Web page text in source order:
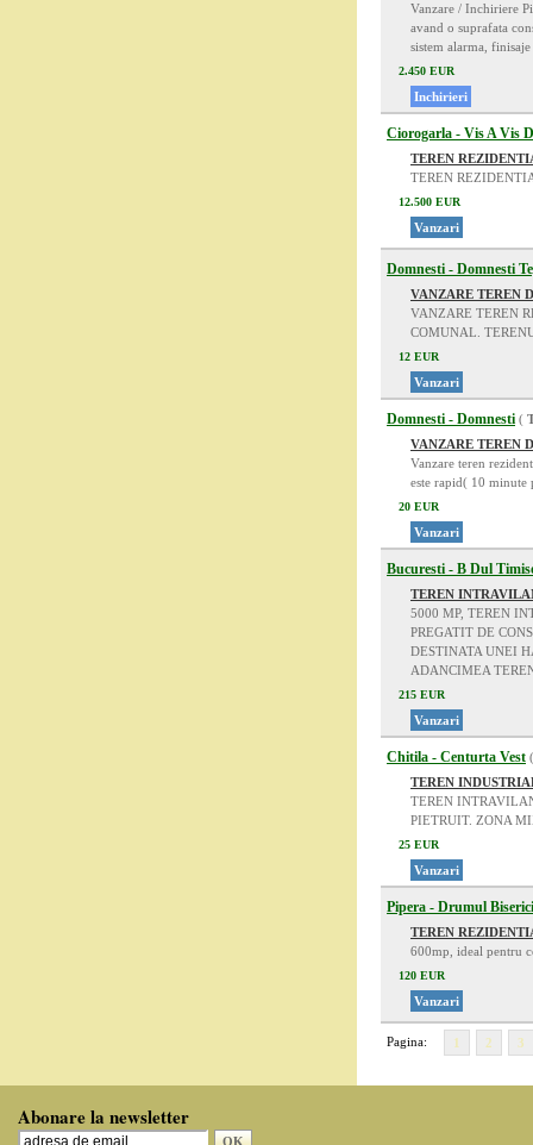
Vanzare / Inchiriere
avand o suprafata
sistem alarma,
2.450 EUR
Inchirieri
Ciorogarla - Vis A Vis
TEREN
TEREN
12.500 EUR
Vanzari
Domnesti - Domnesti
VANZARE TEREN
VANZARE TEREN
COMUNAL.
12 EUR
Vanzari
Domnesti - Domnesti (
VANZARE TEREN
Vanzare teren
este rapid( 10 minute
20 EUR
Vanzari
Bucuresti - B Dul
TEREN
5000 MP, TEREN
PREGATIT DE
DESTINATA UNEI
ADANCIMEA
215 EUR
Vanzari
Chitila - Centurta Vest
TEREN
TEREN
PIETRUIT. ZONA
25 EUR
Vanzari
Pipera - Drumul
TEREN
600mp, ideal pentru
120 EUR
Vanzari
Pagina: 1 2 3
Abonare la newsletter